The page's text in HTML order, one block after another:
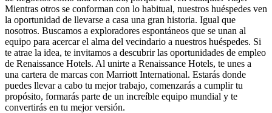
Mientras otros se conforman con lo habitual, nuestros huéspedes ven
la oportunidad de llevarse a casa una gran historia. Igual que
nosotros. Buscamos a exploradores espontáneos que se unan al
equipo para acercar el alma del vecindario a nuestros huéspedes. Si
te atrae la idea, te invitamos a descubrir las oportunidades de empleo
de Renaissance Hotels. Al unirte a Renaissance Hotels, te unes a
una cartera de marcas con Marriott International. Estarás donde
puedes llevar a cabo tu mejor trabajo, comenzarás a cumplir tu
propósito, formarás parte de un increíble equipo mundial y te
convertirás en tu mejor versión.